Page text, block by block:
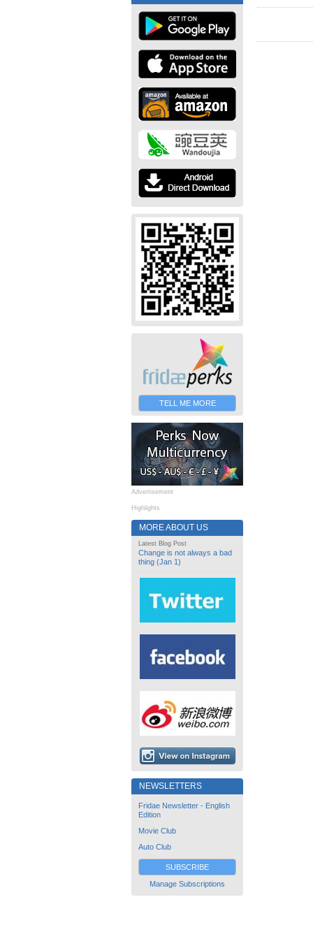
TELL ME MORE
Advertisement
Highlights
MORE ABOUT US
Latest Blog Post
Change is not always a bad
thing (Jan 1)
NEWSLETTERS
Fridae Newsletter - English
Edition
Movie Club
Auto Club
SUBSCRIBE
Manage Subscriptions